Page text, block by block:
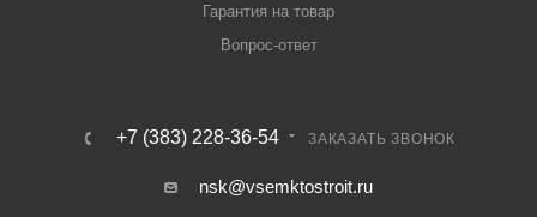
Гарантия на товар
Вопрос-ответ
+7 (383) 228-36-54 ЗАКАЗАТЬ ЗВОНОК
nsk@vsemktostroit.ru